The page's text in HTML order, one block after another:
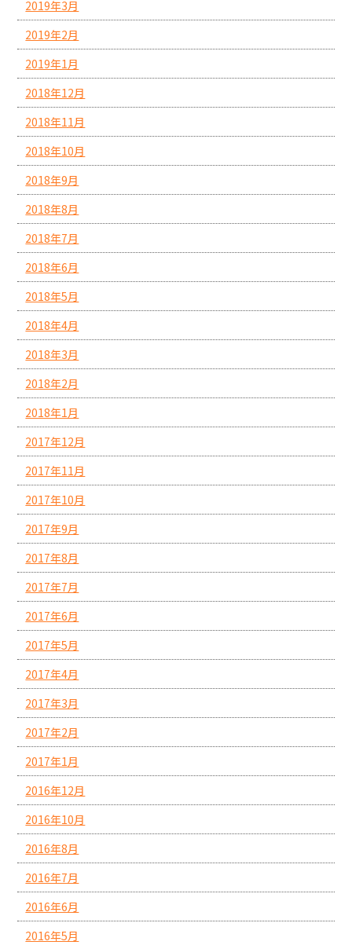
2019年3月
2019年2月
2019年1月
2018年12月
2018年11月
2018年10月
2018年9月
2018年8月
2018年7月
2018年6月
2018年5月
2018年4月
2018年3月
2018年2月
2018年1月
2017年12月
2017年11月
2017年10月
2017年9月
2017年8月
2017年7月
2017年6月
2017年5月
2017年4月
2017年3月
2017年2月
2017年1月
2016年12月
2016年10月
2016年8月
2016年7月
2016年6月
2016年5月